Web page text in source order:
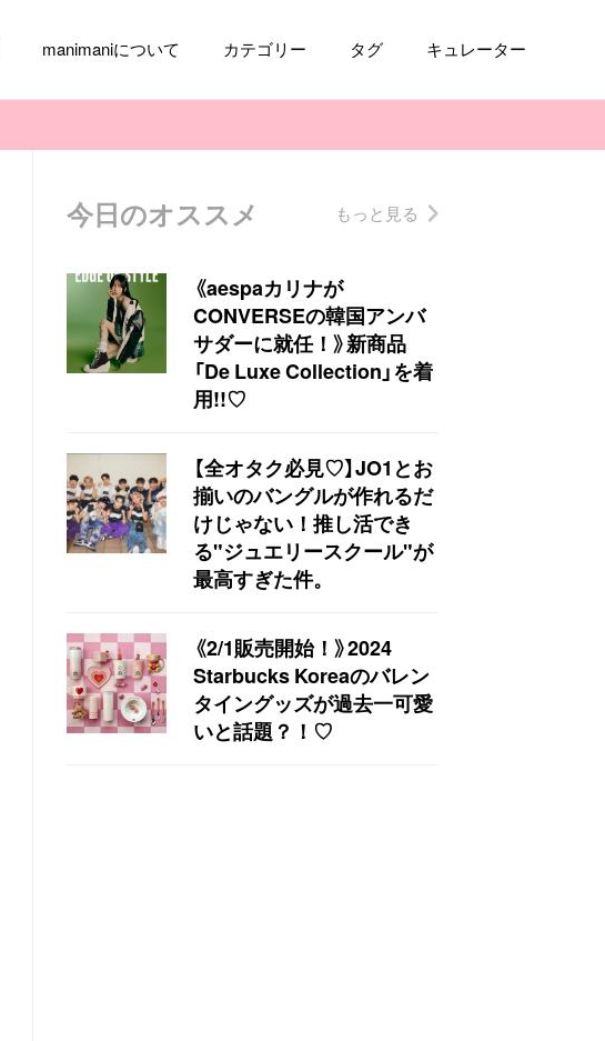
manimaniについて カテゴリー タグ キュレーター
今日のオススメ もっと見る
《aespaカリナが
CONVERSEの韓国アンバ
サダーに就任！》新商品
「De Luxe Collection」を着
用!!♡
【全オタク必見♡】JO1とお
揃いのバングルが作れるだ
けじゃない！推し活でき
る"ジュエリースクール"が
最高すぎた件。
《2/1販売開始！》2024
Starbucks Koreaのバレン
タイングッズが過去一可愛
いと話題？！♡